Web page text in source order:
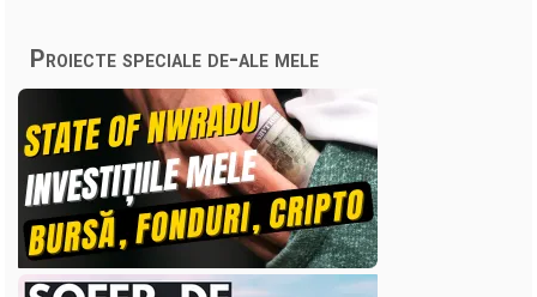
Proiecte speciale de-ale mele